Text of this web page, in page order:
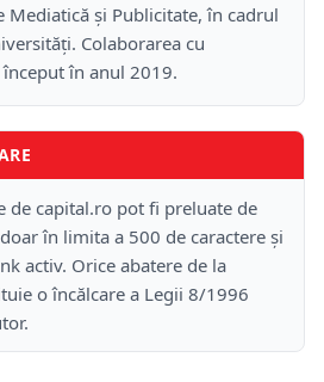
Mediatică și Publicitate, în cadrul
Colaborarea cu
început în anul 2019.
de capital.ro pot fi preluate de
în limita a 500 de caractere și
activ. Orice abatere de la
o încălcare a Legii 8/1996